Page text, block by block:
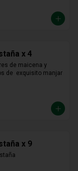
x 4
de maicena y
de  exquisito manjar
x 9